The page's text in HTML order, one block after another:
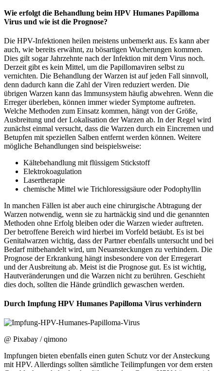
Wie erfolgt die Behandlung beim HPV Humanes Papilloma
Virus und wie ist die Prognose?
Die HPV-Infektionen heilen meistens unbemerkt aus. Es kann aber
auch, wie bereits erwähnt, zu bösartigen Wucherungen kommen.
Dies gilt sogar Jahrzehnte nach der Infektion mit dem Virus noch.
Derzeit gibt es kein Mittel, um die Papillomaviren selbst zu
vernichten. Die Behandlung der Warzen ist auf jeden Fall sinnvoll,
denn dadurch kann die Zahl der Viren reduziert werden. Die
übrigen Warzen kann das Immunsystem häufig abwehren. Wenn die
Erreger überleben, können immer wieder Symptome auftreten.
Welche Methoden zum Einsatz kommen, hängt von der Größe,
Ausbreitung und der Lokalisation der Warzen ab. In der Regel wird
zunächst einmal versucht, dass die Warzen durch ein Eincremen und
Betupfen mit speziellen Salben entfernt werden können. Weitere
mögliche Behandlungen sind beispielsweise:
Kältebehandlung mit flüssigem Stickstoff
Elektrokoagulation
Lasertherapie
chemische Mittel wie Trichloressigsäure oder Podophyllin
In manchen Fällen ist aber auch eine chirurgische Abtragung der
Warzen notwendig, wenn sie zu hartnäckig sind und die genannten
Methoden ohne Erfolg bleiben oder die Warzen wieder auftreten.
Der betroffene Bereich wird hierbei im Vorfeld betäubt. Es ist bei
Genitalwarzen wichtig, dass der Partner ebenfalls untersucht und bei
Bedarf mitbehandelt wird, um Neuansteckungen zu verhindern. Die
Prognose der Erkrankung hängt insbesondere von der Erregerart
und der Ausbreitung ab. Meist ist die Prognose gut. Es ist wichtig,
Hautveränderungen und die Warzen nicht zu berühren. Geschieht
dies doch, sollten die Hände gründlich gewaschen werden.
Durch Impfung HPV Humanes Papilloma Virus verhindern
@ Pixabay / qimono
Impfungen bieten ebenfalls einen guten Schutz vor der Ansteckung
mit HPV. Allerdings sollten sämtliche Teilimpfungen vor dem ersten